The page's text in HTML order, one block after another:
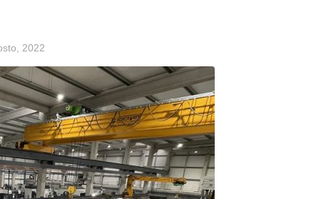
2022